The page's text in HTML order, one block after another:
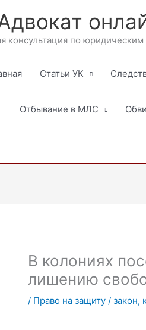
консультация по
Статьи УК
Отбывание в МЛС
В колониях
лишению
/ Право на защиту/ закон,